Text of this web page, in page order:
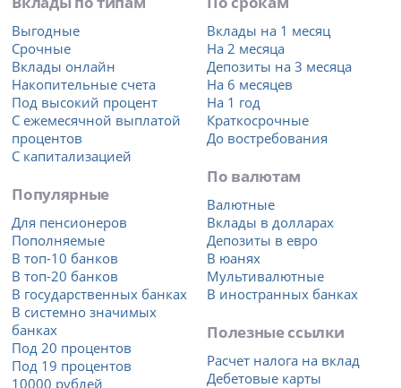
Выгодные
Срочные
Вклады онлайн
Накопительные счета
Под высокий процент
С ежемесячной выплатой
процентов
С капитализацией
Популярные
Для пенсионеров
Пополняемые
В топ-10 банков
В топ-20 банков
В государственных банках
В системно значимых
банках
Под 20 процентов
Под 19 процентов
10000 рублей
Вклады на 1 месяц
На 2 месяца
Депозиты на 3 месяца
На 6 месяцев
На 1 год
Краткосрочные
До востребования
По валютам
Валютные
Вклады в долларах
Депозиты в евро
В юанях
Мультивалютные
В иностранных банках
Полезные ссылки
Расчет налога на вклад
Дебетовые карты